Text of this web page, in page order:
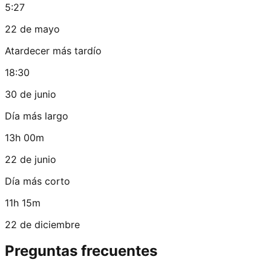
5:27
22 de mayo
Atardecer más tardío
18:30
30 de junio
Día más largo
13h 00m
22 de junio
Día más corto
11h 15m
22 de diciembre
Preguntas frecuentes